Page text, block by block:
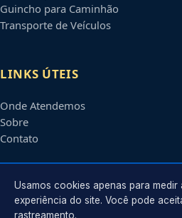
Guincho para Caminhão
Transporte de Veículos
LINKS ÚTEIS
Onde Atendemos
Sobre
Contato
CONTATO
Usamos cookies apenas para medir
experiência do site. Você pode
rastreamento.